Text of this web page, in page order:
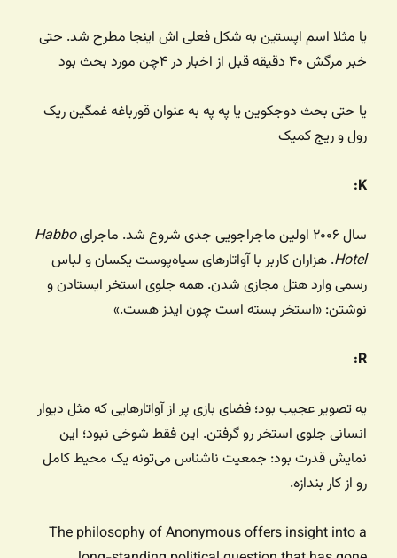
یا مثلا اسم اپستین به شکل فعلی اش اینجا مطرح شد. حتی
خبر مرگش ۴۰ دقیقه قبل از اخبار در ۴چن مورد بحث بود
یا حتی بحث دوجکوین یا په په به عنوان قورباغه غمگین ریک
رول و ریج کمیک
سال ۲۰۰۶ اولین ماجراجویی جدی شروع شد. ماجرای
Habbo
Hotel. هزاران کاربر با آواتارهای سیاه‌پوست یکسان و لباس
رسمی وارد هتل مجازی شدن. همه جلوی استخر ایستادن و
نوشتن: «استخر بسته است چون ایدز هست.»
یه تصویر عجیب بود؛ فضای بازی پر از آواتارهایی که مثل دیوار
انسانی جلوی استخر رو گرفتن. این فقط شوخی نبود؛ این
نمایش قدرت بود: جمعیت ناشناس می‌تونه یک محیط کامل
رو از کار بندازه.
The philosophy of Anonymous offers insight into a